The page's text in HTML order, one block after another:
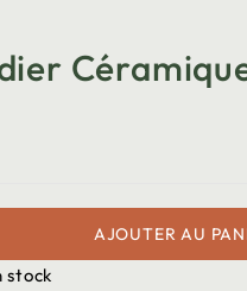
AJOUTER AU
stock